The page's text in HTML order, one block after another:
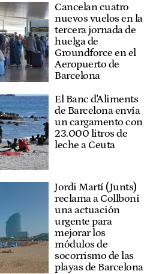
Cancelan cuatro
nuevos vuelos en la
tercera jornada de
huelga de
Groundforce en el
Aeropuerto de
Barcelona
El Banc d'Aliments
de Barcelona envía
un cargamento con
23.000 litros de
leche a Ceuta
Jordi Martí (Junts)
reclama a Collboni
una actuación
urgente para
mejorar los
módulos de
socorrismo de las
playas de Barcelona